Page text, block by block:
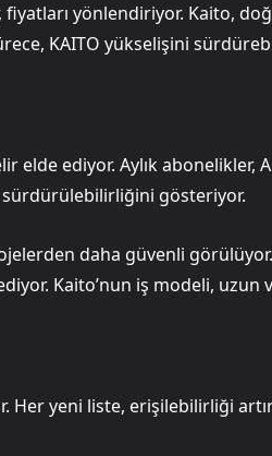
fiyatları yönlendiriyor. Kaito,
KAITO yükselişini
ediyor. Aylık abonelikler,
sürdürülebilirliğini gösteriyor.
daha güvenli
Kaito’nun iş modeli, uzun
yeni liste, erişilebilirliği